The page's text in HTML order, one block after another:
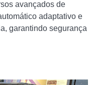
avançados de
adaptativo e
garantindo segurança